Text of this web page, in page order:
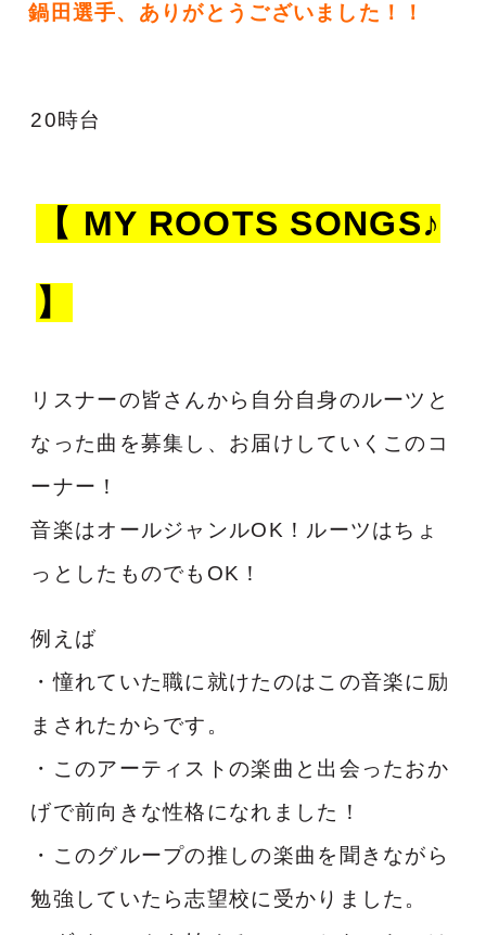
鍋田選手、ありがとうございました！！
20時台
【 MY ROOTS SONGS♪
】
リスナーの皆さんから自分自身のルーツと
なった曲を募集し、お届けしていくこのコ
ーナー！
音楽はオールジャンルOK！ルーツはちょ
っとしたものでもOK！
例えば
・憧れていた職に就けたのはこの音楽に励
まされたからです。
・このアーティストの楽曲と出会ったおか
げで前向きな性格になれました！
・このグループの推しの楽曲を聞きながら
勉強していたら志望校に受かりました。